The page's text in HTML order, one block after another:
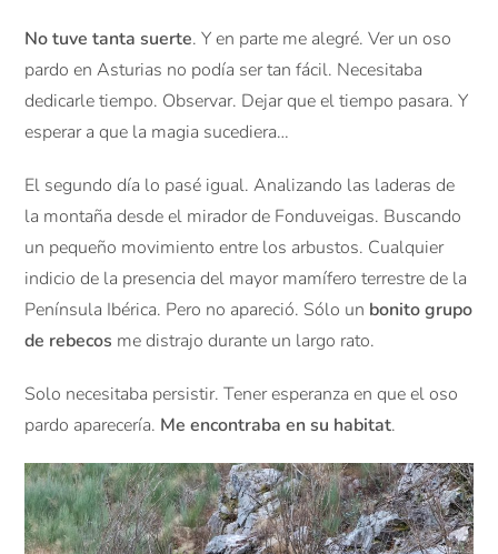
No tuve tanta suerte. Y en parte me alegré. Ver un oso
pardo en Asturias no podía ser tan fácil. Necesitaba
dedicarle tiempo. Observar. Dejar que el tiempo pasara. Y
esperar a que la magia sucediera…
El segundo día lo pasé igual. Analizando las laderas de
la montaña desde el mirador de Fonduveigas. Buscando
un pequeño movimiento entre los arbustos. Cualquier
indicio de la presencia del mayor mamífero terrestre de la
Península Ibérica. Pero no apareció. Sólo un bonito grupo
de rebecos me distrajo durante un largo rato.
Solo necesitaba persistir. Tener esperanza en que el oso
pardo aparecería. Me encontraba en su habitat.